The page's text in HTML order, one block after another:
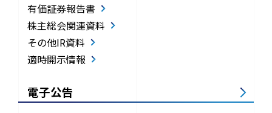
有価証券報告書
株主総会関連資料
その他IR資料
適時開示情報
電子公告